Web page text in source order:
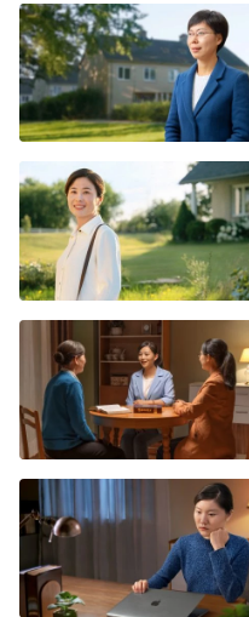
앞으로 어디로 갈까
발탁하고 챙겨 주었던
도 저러지도 못하는 난
하자니 그녀의 평소 모
매우 컸고, 그렇다고
지키지 않는 것이며 하
같았습니다. 이리저리
각해 냈습니다. 이 일들
기억력이 나빠서 구체
세히 기억나지 않으니
고 분명하게 기억나는
습니다. 제가 이렇게
책을 느꼈습니다. 이런
를 쓰는 게 아닌가 싶
역이 사람을 드러내는
로 나뉘는 때입니다.